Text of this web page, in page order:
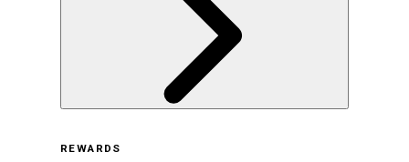
採用情報
REWARDS